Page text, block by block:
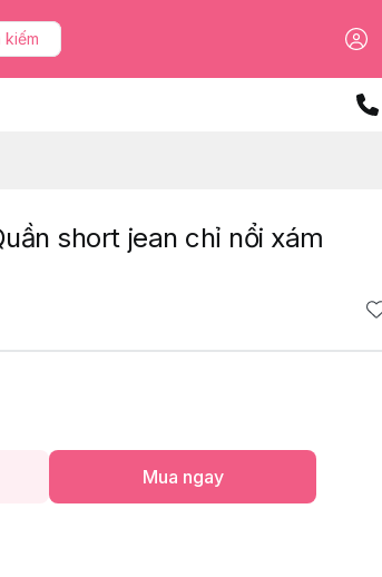
kiếm
short jean chỉ nổi xám
Mua ngay